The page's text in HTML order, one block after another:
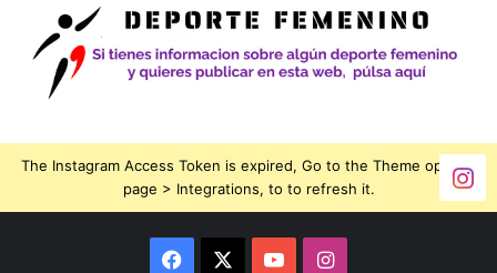
The Instagram Access Token is expired, Go to the Theme options
page > Integrations, to to refresh it.
Facebook YouTubeInstagram